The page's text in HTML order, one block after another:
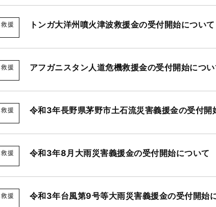
援
トンガ大洋州噴火津波救援金の受付開始について
援
アフガニスタン人道危機救援金の受付開始につ
援
令和3年長野県茅野市土石流災害義援金の受付開
援
令和3年8月大雨災害義援金の受付開始について
援
令和3年台風第9号等大雨災害義援金の受付開始